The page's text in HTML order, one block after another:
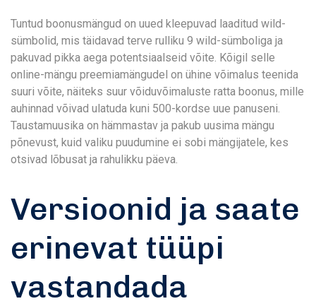
Tuntud boonusmängud on uued kleepuvad laaditud wild-
sümbolid, mis täidavad terve rulliku 9 wild-sümboliga ja
pakuvad pikka aega potentsiaalseid võite. Kõigil selle
online-mängu preemiamängudel on ühine võimalus teenida
suuri võite, näiteks suur võiduvõimaluste ratta boonus, mille
auhinnad võivad ulatuda kuni 500-kordse uue panuseni.
Taustamuusika on hämmastav ja pakub uusima mängu
põnevust, kuid valiku puudumine ei sobi mängijatele, kes
otsivad lõbusat ja rahulikku päeva.
Versioonid ja saate
erinevat tüüpi
vastandada